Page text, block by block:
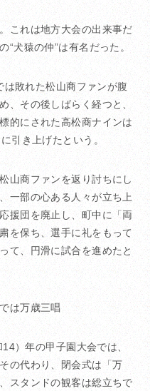
これは地方大会の出来事だ
“犬猿の仲”は有名だった。
敗れた松山商ファンが腹
、その後しばらく経つと、
的にされた高松商ナインは
引き上げたという。
山商ファンを返り討ちにし
一部の心ある人々が立ち上
援団を廃止し、町中に「両
を保ち、選手に礼をもって
て、円滑に試合を進めたと
は万歳三唱
）年の甲子園大会では、
の代わり、閉会式は「万
スタンドの観客は総立ちで